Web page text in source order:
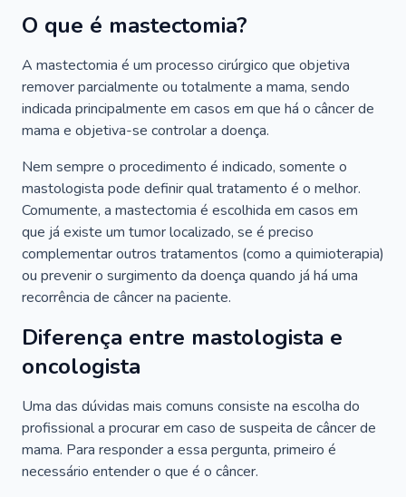
O que é mastectomia?
A mastectomia é um processo cirúrgico que objetiva
remover parcialmente ou totalmente a mama, sendo
indicada principalmente em casos em que há o câncer de
mama e objetiva-se controlar a doença.
Nem sempre o procedimento é indicado, somente o
mastologista pode definir qual tratamento é o melhor.
Comumente, a mastectomia é escolhida em casos em
que já existe um tumor localizado, se é preciso
complementar outros tratamentos (como a quimioterapia)
ou prevenir o surgimento da doença quando já há uma
recorrência de câncer na paciente.
Diferença entre mastologista e
oncologista
Uma das dúvidas mais comuns consiste na escolha do
profissional a procurar em caso de suspeita de câncer de
mama. Para responder a essa pergunta, primeiro é
necessário entender o que é o câncer.